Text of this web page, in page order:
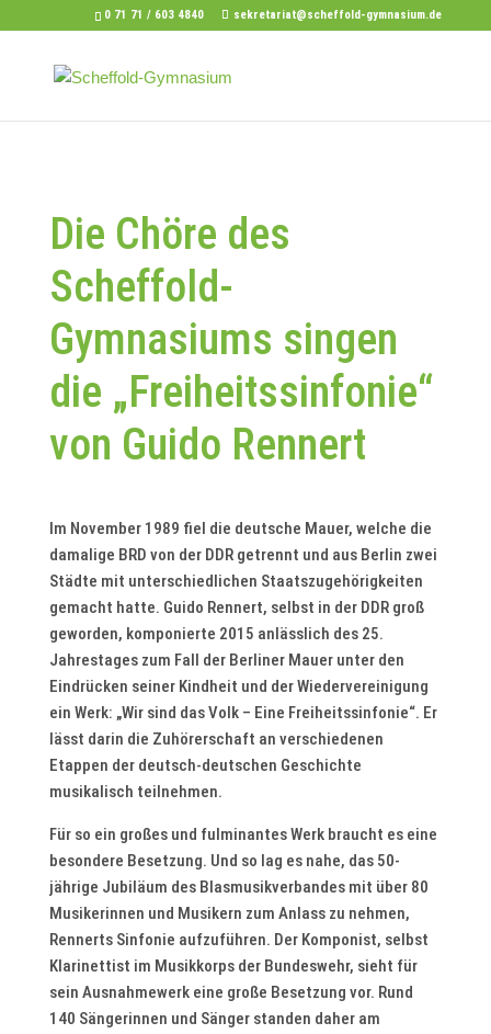
0 71 71 / 603 4840 sekretariat@scheffold-gymnasium.de
Die Chöre des
Scheffold-
Gymnasiums singen
die „Freiheitssinfonie“
von Guido Rennert
Im November 1989 fiel die deutsche Mauer, welche die
damalige BRD von der DDR getrennt und aus Berlin zwei
Städte mit unterschiedlichen Staatszugehörigkeiten
gemacht hatte. Guido Rennert, selbst in der DDR groß
geworden, komponierte 2015 anlässlich des 25.
Jahrestages zum Fall der Berliner Mauer unter den
Eindrücken seiner Kindheit und der Wiedervereinigung
ein Werk: „Wir sind das Volk – Eine Freiheitssinfonie“. Er
lässt darin die Zuhörerschaft an verschiedenen
Etappen der deutsch-deutschen Geschichte
musikalisch teilnehmen.
Für so ein großes und fulminantes Werk braucht es eine
besondere Besetzung. Und so lag es nahe, das 50-
jährige Jubiläum des Blasmusikverbandes mit über 80
Musikerinnen und Musikern zum Anlass zu nehmen,
Rennerts Sinfonie aufzuführen. Der Komponist, selbst
Klarinettist im Musikkorps der Bundeswehr, sieht für
sein Ausnahmewerk eine große Besetzung vor. Rund
140 Sängerinnen und Sänger standen daher am